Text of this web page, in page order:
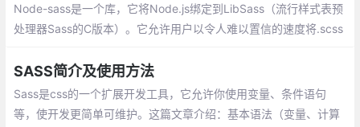
Node-sass是一个库，它将Node.js绑定到LibSass（流行样式表预
处理器Sass的C版本）。它允许用户以令人难以置信的速度将.scss
SASS简介及使用方法
Sass是css的一个扩展开发工具，它允许你使用变量、条件语句
等，使开发更简单可维护。这篇文章介绍：基本语法（变量、计算